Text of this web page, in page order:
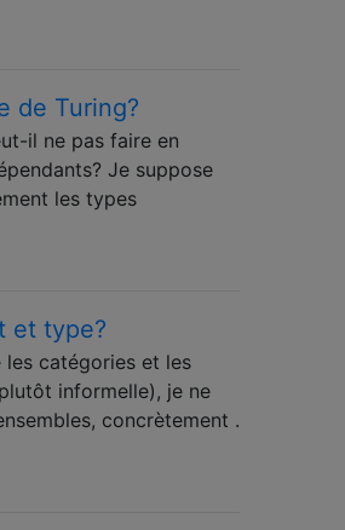
de Turing?
il ne pas faire en
Je suppose
les types
et type?
les catégories et les
informelle), je ne
concrètement .